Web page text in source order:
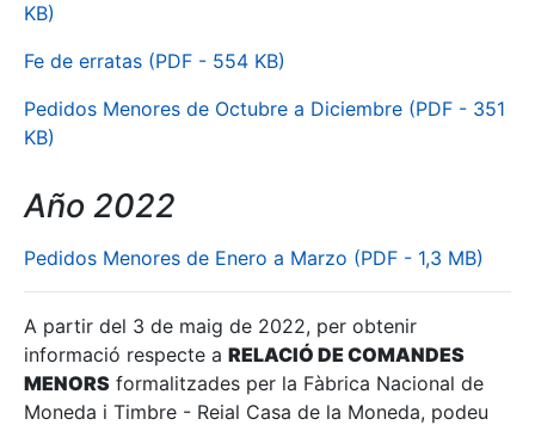
KB)
Fe de erratas (PDF - 554 KB)
Pedidos Menores de Octubre a Diciembre (PDF - 351
KB)
Año 2022
Pedidos Menores de Enero a Marzo (PDF - 1,3 MB)
A partir del 3 de maig de 2022, per obtenir
informació respecte a RELACIÓ DE COMANDES
MENORS formalitzades per la Fàbrica Nacional de
Moneda i Timbre - Reial Casa de la Moneda, podeu